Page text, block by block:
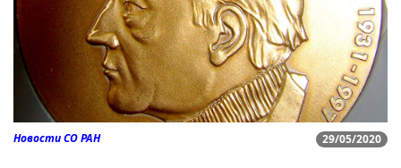
29/05/2020
Новости СО РАН